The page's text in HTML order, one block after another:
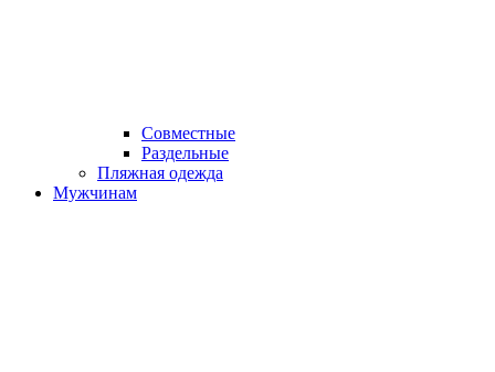
Совместные
Раздельные
Пляжная одежда
Мужчинам